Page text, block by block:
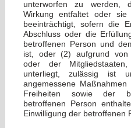
unterworfen zu werden,
Wirkung entfaltet oder
beeinträchtigt, sofern die
Abschluss oder die
betroffenen Person und
ist, oder (2) aufgrund von
oder der
unterliegt, zulässig ist
angemessene
Freiheiten sowie der
betroffenen Person
Einwilligung der betroffenen